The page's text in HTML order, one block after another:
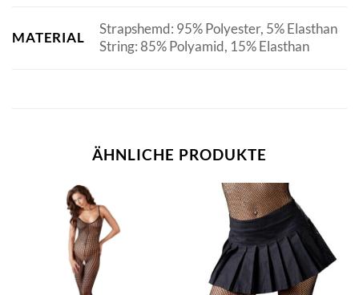
MATERIAL
Strapshemd: 95% Polyester, 5% Elasthan
String: 85% Polyamid, 15% Elasthan
ÄHNLICHE PRODUKTE